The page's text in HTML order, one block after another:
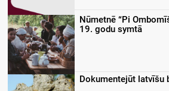
Nūmetnē “Pi
19. godu symtā
Dokumentejūt latvīšu